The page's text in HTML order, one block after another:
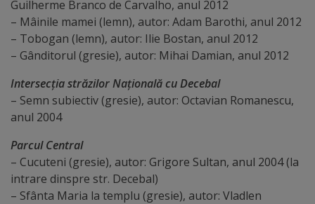
Consilieri
Comisii
de
specialitate
Regulamentul
Consiliului
Calitate
Guilherme Branco de Carvalho, anul 2012
– Mâinile mamei (lemn), autor: Adam Barothi, anul 2012
– Tobogan (lemn), autor: Ilie Bostan, anul 2012
– Gânditorul (gresie), autor: Mihai Damian, anul 2012
Intersecția străzilor Națională cu Decebal
– Semn subiectiv (gresie), autor: Octavian Romanescu,
anul 2004
Parcul Central
– Cucuteni (gresie), autor: Grigore Sultan, anul 2004 (la
intrare dinspre str. Decebal)
– Sfânta Maria la templu (gresie), autor: Vladlen